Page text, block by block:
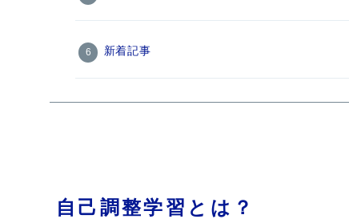
新着記事
自己調整学習とは？